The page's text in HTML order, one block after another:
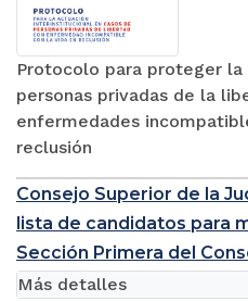
Protocolo para proteger la
personas privadas de la
enfermedades
reclusión
Consejo Superior de la
lista de candidatos para
Sección Primera del
Más detalles